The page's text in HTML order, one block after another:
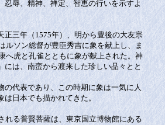
忍辱、精神、禅定、智恵の行いを示すよ
正三年（1575年）、明から豊後の大友宗
ルソン総督が豊臣秀吉に象を献上し、ま
へ虎と孔雀とともに象が献上された。神
は、南蛮から渡来した珍しい品々とと
代表であり、この時期に象は一気に人
は日本でも描かれてきた。
る普賢菩薩は、東京国立博物館にある